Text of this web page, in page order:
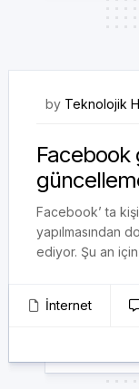
by Teknolojik
Facebook
Facebook’ ta
yapılmasından
ediyor. Şu an
İnternet